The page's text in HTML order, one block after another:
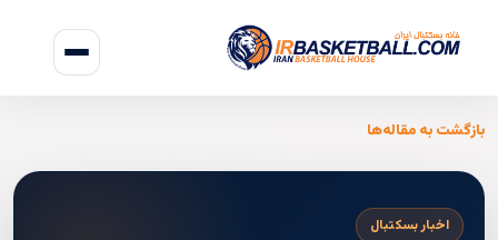
بازگشت به مقاله‌ها
اخبار بسکتبال